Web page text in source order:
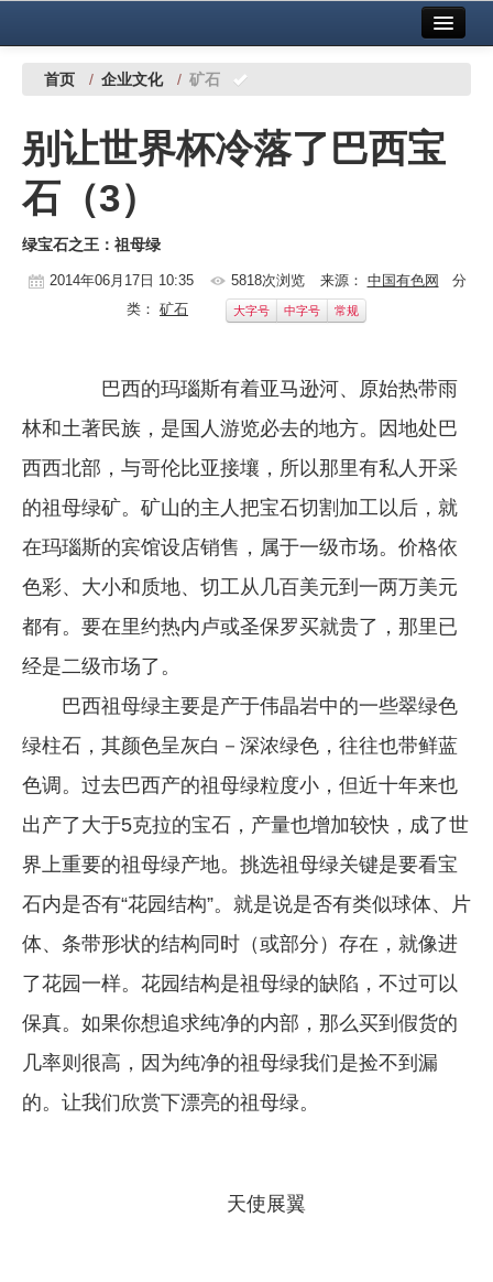
中国有色金属报社主办 广告服务
铜镍铅锌
铝
稀有稀土
有色市场
地矿 建设
党建工作
企业文化
行情报价
数字报
首页 / 企业文化 / 矿石
别让世界杯冷落了巴西宝
石（3）
绿宝石之王：祖母绿
2014年06月17日 10:35 5818次浏览 来源： 中国有色网 分
类： 矿石 大字号 中字号 常规
巴西的玛瑙斯有着亚马逊河、原始热带雨
林和土著民族，是国人游览必去的地方。因地处巴
西西北部，与哥伦比亚接壤，所以那里有私人开采
的祖母绿矿。矿山的主人把宝石切割加工以后，就
在玛瑙斯的宾馆设店销售，属于一级市场。价格依
色彩、大小和质地、切工从几百美元到一两万美元
都有。要在里约热内卢或圣保罗买就贵了，那里已
经是二级市场了。
巴西祖母绿主要是产于伟晶岩中的一些翠绿色
绿柱石，其颜色呈灰白－深浓绿色，往往也带鲜蓝
色调。过去巴西产的祖母绿粒度小，但近十年来也
出产了大于5克拉的宝石，产量也增加较快，成了世
界上重要的祖母绿产地。挑选祖母绿关键是要看宝
石内是否有“花园结构”。就是说是否有类似球体、片
体、条带形状的结构同时（或部分）存在，就像进
了花园一样。花园结构是祖母绿的缺陷，不过可以
保真。如果你想追求纯净的内部，那么买到假货的
几率则很高，因为纯净的祖母绿我们是捡不到漏
的。让我们欣赏下漂亮的祖母绿。
天使展翼